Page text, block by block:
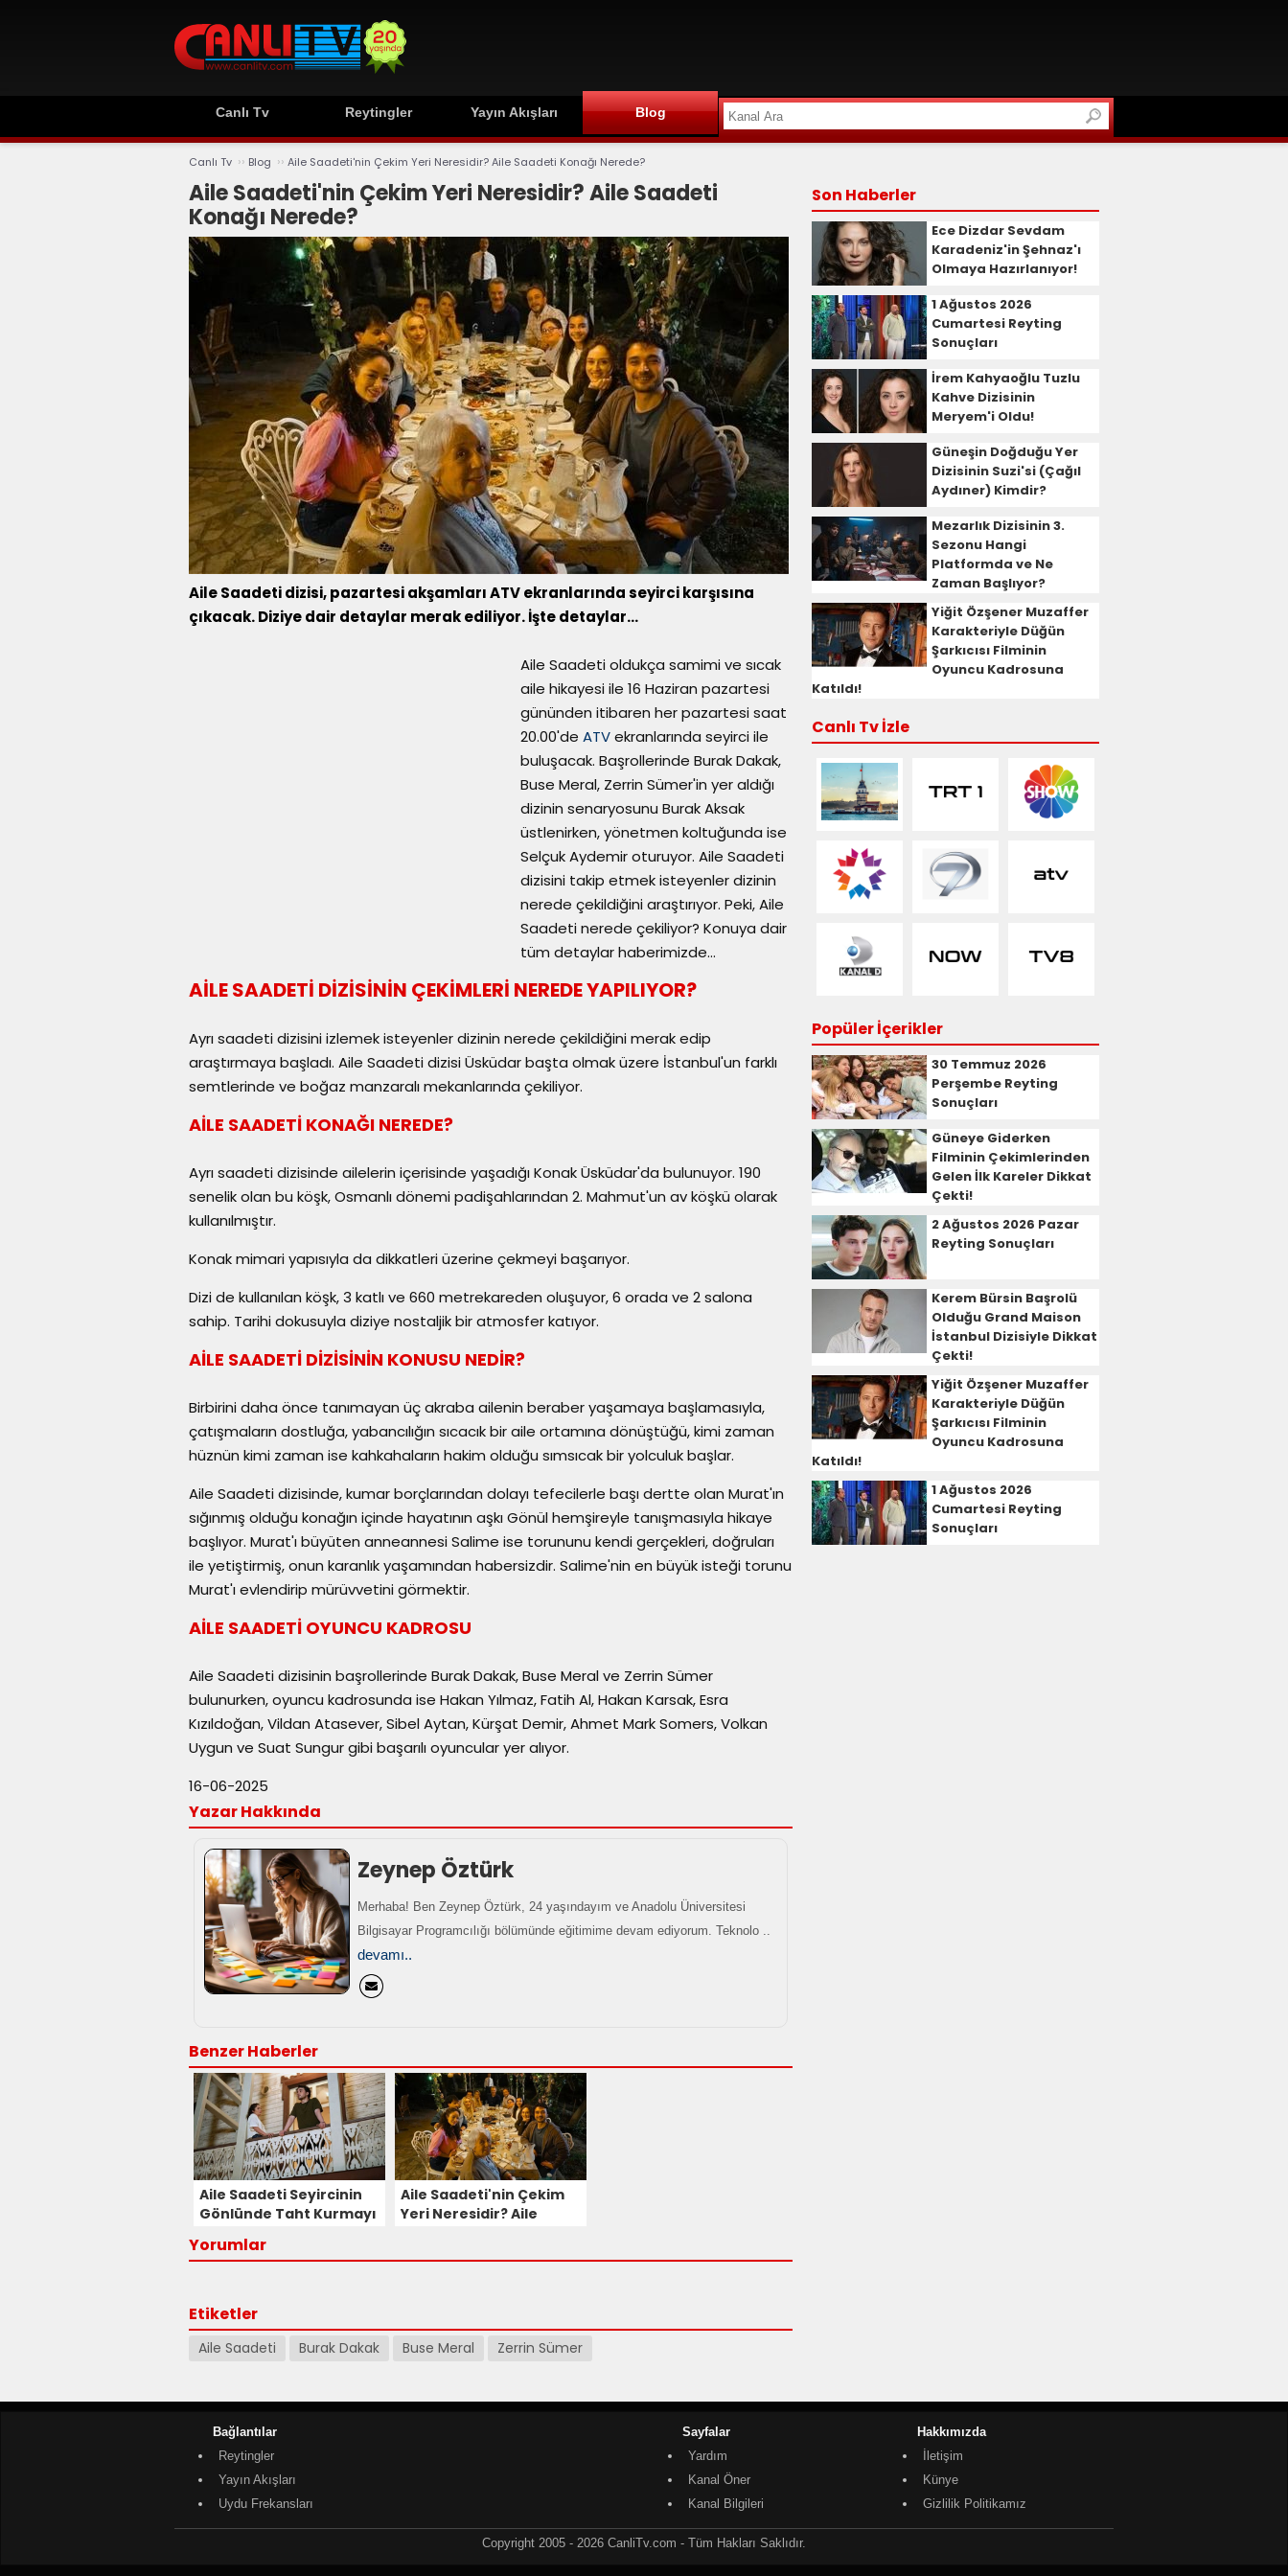
Canlı Tv Reytingler Yayın Akışları Blog
Canlı Tv ›› Blog ›› Aile Saadeti'nin Çekim Yeri Neresidir? Aile Saadeti Konağı Nerede?
Aile Saadeti'nin Çekim Yeri Neresidir? Aile Saadeti
Konağı Nerede?
Aile Saadeti dizisi, pazartesi akşamları ATV ekranlarında seyirci karşısına
çıkacak. Diziye dair detaylar merak ediliyor. İşte detaylar...
Aile Saadeti oldukça samimi ve sıcak
aile hikayesi ile 16 Haziran pazartesi
gününden itibaren her pazartesi saat
20.00'de ATVekranlarında seyirci ile
buluşacak. Başrollerinde Burak Dakak,
Buse Meral, Zerrin Sümer'in yer aldığı
dizinin senaryosunu Burak Aksak
üstlenirken, yönetmen koltuğunda ise
Selçuk Aydemir oturuyor. Aile Saadeti
dizisini takip etmek isteyenler dizinin
nerede çekildiğini araştırıyor. Peki, Aile
Saadeti nerede çekiliyor? Konuya dair
tüm detaylar haberimizde...
AİLE SAADETİ DİZİSİNİN ÇEKİMLERİ NEREDE YAPILIYOR?
Ayrı saadeti dizisini izlemek isteyenler dizinin nerede çekildiğini merak edip
araştırmaya başladı. Aile Saadeti dizisi Üsküdar başta olmak üzere İstanbul'un farklı
semtlerinde ve boğaz manzaralı mekanlarında çekiliyor.
AİLE SAADETİ KONAĞI NEREDE?
Ayrı saadeti dizisinde ailelerin içerisinde yaşadığı Konak Üsküdar'da bulunuyor. 190
senelik olan bu köşk, Osmanlı dönemi padişahlarından 2. Mahmut'un av köşkü olarak
kullanılmıştır.
Konak mimari yapısıyla da dikkatleri üzerine çekmeyi başarıyor.
Dizi de kullanılan köşk, 3 katlı ve 660 metrekareden oluşuyor, 6 orada ve 2 salona
sahip. Tarihi dokusuyla diziye nostaljik bir atmosfer katıyor.
AİLE SAADETİ DİZİSİNİN KONUSU NEDİR?
Birbirini daha önce tanımayan üç akraba ailenin beraber yaşamaya başlamasıyla,
çatışmaların dostluğa, yabancılığın sıcacık bir aile ortamına dönüştüğü, kimi zaman
hüznün kimi zaman ise kahkahaların hakim olduğu sımsıcak bir yolculuk başlar.
Aile Saadeti dizisinde, kumar borçlarından dolayı tefecilerle başı dertte olan Murat'ın
sığınmış olduğu konağın içinde hayatının aşkı Gönül hemşireyle tanışmasıyla hikaye
başlıyor. Murat'ı büyüten anneannesi Salime ise torununu kendi gerçekleri, doğruları
ile yetiştirmiş, onun karanlık yaşamından habersizdir. Salime'nin en büyük isteği torunu
Murat'ı evlendirip mürüvvetini görmektir.
AİLE SAADETİ OYUNCU KADROSU
Aile Saadeti dizisinin başrollerinde Burak Dakak, Buse Meral ve Zerrin Sümer
bulunurken, oyuncu kadrosunda ise Hakan Yılmaz, Fatih Al, Hakan Karsak, Esra
Kızıldoğan, Vildan Atasever, Sibel Aytan, Kürşat Demir, Ahmet Mark Somers, Volkan
Uygun ve Suat Sungur gibi başarılı oyuncular yer alıyor.
16-06-2025
Yazar Hakkında
Zeynep Öztürk
Merhaba! Ben Zeynep Öztürk, 24 yaşındayım ve Anadolu Üniversitesi
Bilgisayar Programcılığı bölümünde eğitimime devam ediyorum. Teknolo ..
devamı..
Benzer Haberler
Aile Saadeti Seyircinin
Gönlünde Taht Kurmayı
Bölümü Çok Sevildi!
Aile Saadeti'nin Çekim
Yeri Neresidir? Aile
Yorumlar
Etiketler
Aile Saadeti Burak Dakak Buse Meral Zerrin Sümer
Son Haberler
Ece Dizdar Sevdam
Karadeniz'in Şehnaz'ı
Olmaya Hazırlanıyor!
1 Ağustos 2026
Cumartesi Reyting
Sonuçları
İrem Kahyaoğlu Tuzlu
Kahve Dizisinin
Meryem'i Oldu!
Güneşin Doğduğu Yer
Dizisinin Suzi'si (Çağıl
Aydıner) Kimdir?
Mezarlık Dizisinin 3.
Sezonu Hangi
Platformda ve Ne
Zaman Başlıyor?
Yiğit Özşener Muzaffer
Karakteriyle Düğün
Şarkıcısı Filminin
Oyuncu Kadrosuna
Katıldı!
Canlı Tv İzle
Popüler İçerikler
30 Temmuz 2026
Perşembe Reyting
Sonuçları
Güneye Giderken
Filminin Çekimlerinden
Gelen İlk Kareler Dikkat
Çekti!
2 Ağustos 2026 Pazar
Reyting Sonuçları
Kerem Bürsin Başrolü
Olduğu Grand Maison
İstanbul Dizisiyle Dikkat
Çekti!
Yiğit Özşener Muzaffer
Karakteriyle Düğün
Şarkıcısı Filminin
Oyuncu Kadrosuna
Katıldı!
1 Ağustos 2026
Cumartesi Reyting
Sonuçları
Bağlantılar
Reytingler
Yayın Akışları
Uydu Frekansları
Sayfalar
Yardım
Kanal Öner
Kanal Bilgileri
Hakkımızda
İletişim
Künye
Gizlilik Politikamız
Copyright 2005 - 2026 CanliTv.com - Tüm Hakları Saklıdır.